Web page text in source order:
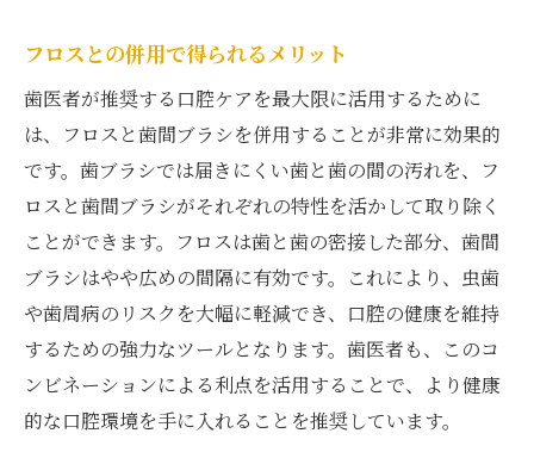
フロスとの併用で得られるメリット
歯医者が推奨する口腔ケアを最大限に活用するために
は、フロスと歯間ブラシを併用することが非常に効果的
です。歯ブラシでは届きにくい歯と歯の間の汚れを、フ
ロスと歯間ブラシがそれぞれの特性を活かして取り除く
ことができます。フロスは歯と歯の密接した部分、歯間
ブラシはやや広めの間隔に有効です。これにより、虫歯
や歯周病のリスクを大幅に軽減でき、口腔の健康を維持
するための強力なツールとなります。歯医者も、このコ
ンビネーションによる利点を活用することで、より健康
的な口腔環境を手に入れることを推奨しています。